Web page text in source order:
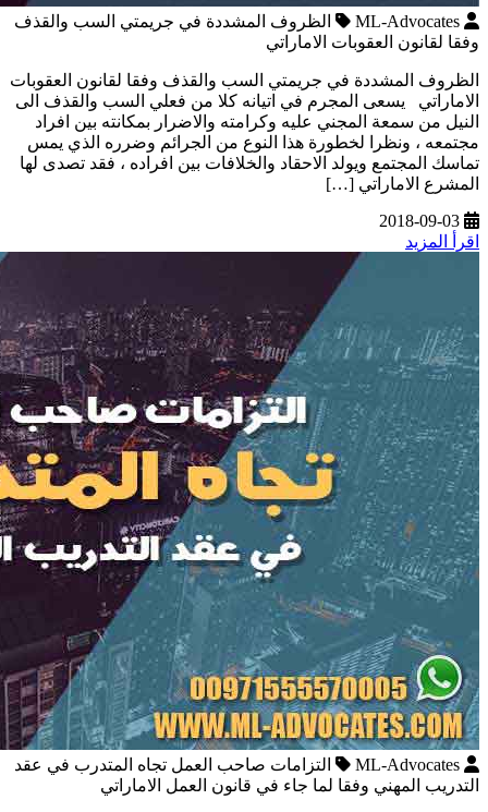
ML-Advocates
الظروف المشددة في جريمتي السب والقذف
وفقا لقانون العقوبات الاماراتي
الظروف المشددة في جريمتي السب والقذف وفقا لقانون العقوبات
الاماراتي يسعى المجرم في اتيانه كلا من فعلي السب والقذف الى
النيل من سمعة المجني عليه وكرامته والاضرار بمكانته بين افراد
مجتمعه ، ونظرا لخطورة هذا النوع من الجرائم وضرره الذي يمس
تماسك المجتمع ويولد الاحقاد والخلافات بين افراده ، فقد تصدى لها
المشرع الاماراتي […]
2018-09-03
اقرأ المزيد
ML-Advocates
التزامات صاحب العمل تجاه المتدرب في عقد
التدريب المهني وفقا لما جاء في قانون العمل الاماراتي